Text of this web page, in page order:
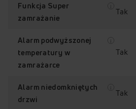
Funkcja Super
zamrażanie
Tak
Alarm podwyższonej
temperatury w
zamrażarce
Tak
Alarm niedomkniętych
drzwi
Tak